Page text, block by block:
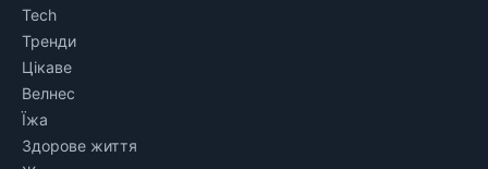
Tech
Тренди
Цікаве
Велнес
Їжа
Здорове життя